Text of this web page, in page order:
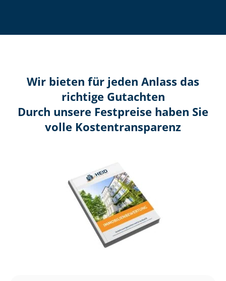
Wir bieten für jeden Anlass das
richtige Gutachten
Durch unsere Festpreise haben Sie
volle Kosten­transparenz